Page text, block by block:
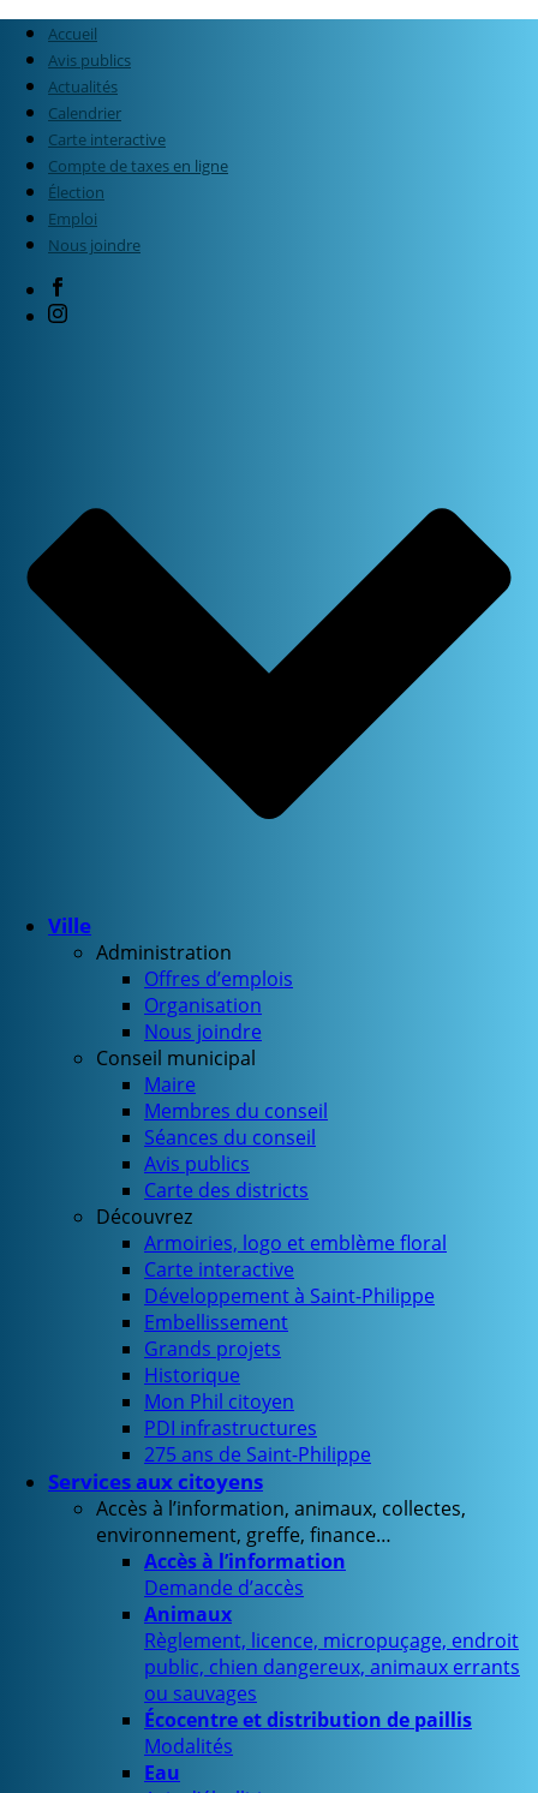
Accueil
Avis publics
Actualités
Calendrier
Carte interactive
Compte de taxes en ligne
Élection
Emploi
Nous joindre
Ville
Administration
Offres d’emplois
Organisation
Nous joindre
Conseil municipal
Maire
Membres du conseil
Séances du conseil
Avis publics
Carte des districts
Découvrez
Armoiries, logo et emblème floral
Carte interactive
Développement à Saint-Philippe
Embellissement
Grands projets
Historique
Mon Phil citoyen
PDI infrastructures
275 ans de Saint-Philippe
Services aux citoyens
Accès à l’information, animaux, collectes,
environnement, greffe, finance…
Accès à l’information
Demande d’accès
Animaux
Règlement, licence, micropuçage, endroit
public, chien dangereux, animaux errants
ou sauvages
Écocentre et distribution de paillis
Modalités
Eau